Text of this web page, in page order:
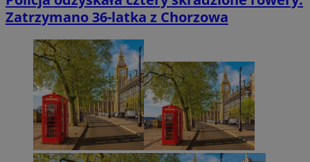
Zatrzymano 36-latka z Chorzowa